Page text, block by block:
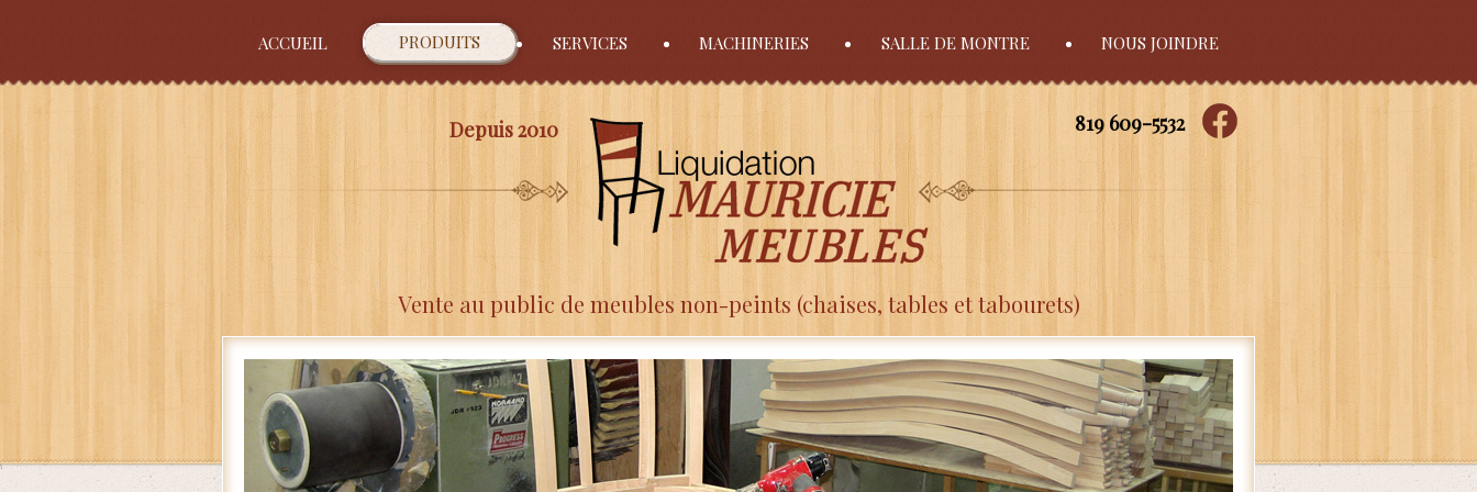
ACCUEIL PRODUITS SERVICES MACHINERIES SALLE DE MONTRE NOUS JOINDRE
819 609-5532
Depuis 2010
Vente au public de meubles non-peints (chaises, tables et tabourets)